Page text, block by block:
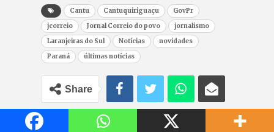
Cantu Cantuquiriguaçu
GovPr
jcorreio
Jornal Correio do povo
jornalismo
Laranjeiras do Sul
Notícias
novidades
Paraná
últimas notícias
Share